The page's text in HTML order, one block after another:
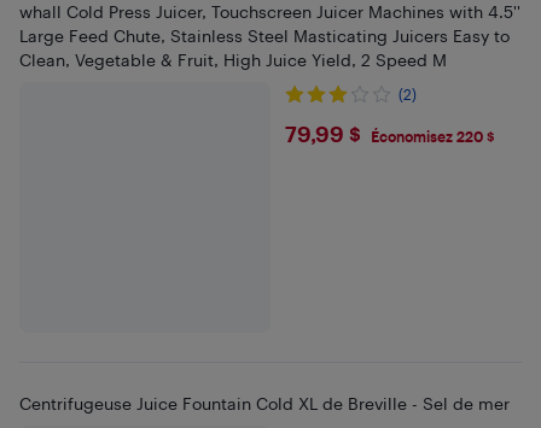
whall Cold Press Juicer, Touchscreen Juicer Machines with 4.5''
Large Feed Chute, Stainless Steel Masticating Juicers Easy to
Clean, Vegetable & Fruit, High Juice Yield, 2 Speed M
(2)
$79.99
79,99 $ Économisez 220 $
Centrifugeuse Juice Fountain Cold XL de Breville - Sel de mer